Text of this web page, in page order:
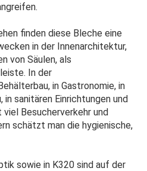
finden diese Bleche eine
in der Innenarchitektur,
von Säulen, als
In der
in Gastronomie, in
in sanitären Einrichtungen und
Besucherverkehr und
schätzt man die hygienische,
sowie in K320 sind auf der